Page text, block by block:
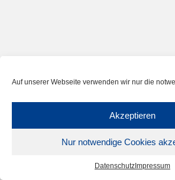
Auf unserer Webseite verwenden wir nur die
Akzeptieren
Nur notwendige Cookies
Datenschutz Impressum